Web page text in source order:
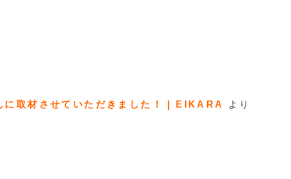
取材させていただきました！ | EIKARA より